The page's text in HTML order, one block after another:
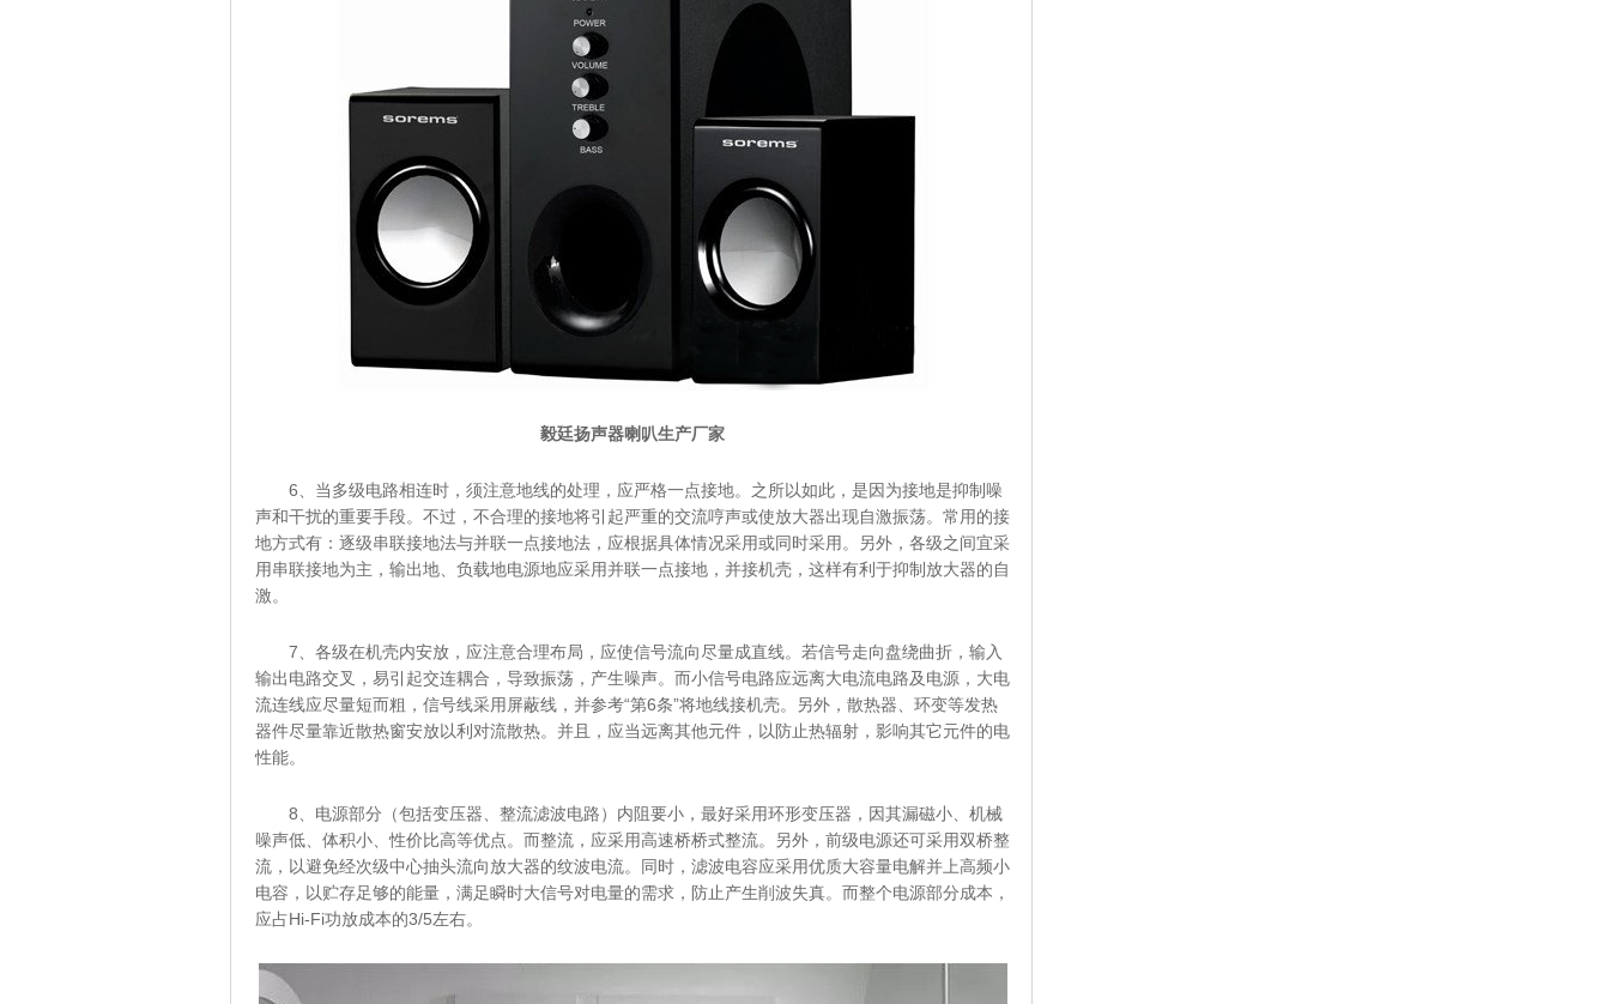
毅廷扬声器喇叭生产厂家
6、当多级电路相连时，须注意地线的处理，应严格一点接地。之所以如此，是因为接地是抑制噪
声和干扰的重要手段。不过，不合理的接地将引起严重的交流哼声或使放大器出现自激振荡。常用的接
地方式有：逐级串联接地法与并联一点接地法，应根据具体情况采用或同时采用。另外，各级之间宜采
用串联接地为主，输出地、负载地电源地应采用并联一点接地，并接机壳，这样有利于抑制放大器的自
激。
7、各级在机壳内安放，应注意合理布局，应使信号流向尽量成直线。若信号走向盘绕曲折，输入
输出电路交叉，易引起交连耦合，导致振荡，产生噪声。而小信号电路应远离大电流电路及电源，大电
流连线应尽量短而粗，信号线采用屏蔽线，并参考“第6条”将地线接机壳。另外，散热器、环变等发热
器件尽量靠近散热窗安放以利对流散热。并且，应当远离其他元件，以防止热辐射，影响其它元件的电
性能。
8、电源部分（包括变压器、整流滤波电路）内阻要小，最好采用环形变压器，因其漏磁小、机械
噪声低、体积小、性价比高等优点。而整流，应采用高速桥桥式整流。另外，前级电源还可采用双桥整
流，以避免经次级中心抽头流向放大器的纹波电流。同时，滤波电容应采用优质大容量电解并上高频小
电容，以贮存足够的能量，满足瞬时大信号对电量的需求，防止产生削波失真。而整个电源部分成本，
应占Hi-Fi功放成本的3/5左右。